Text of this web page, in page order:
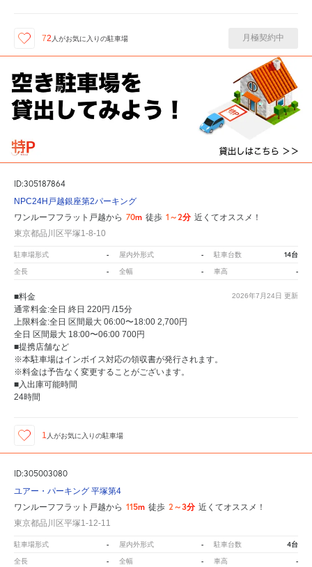
72 人がお気に入りの駐車場 月極契約中
ID:305187864
NPC24H戸越銀座第2パーキング
ワンルーフフラット戸越から 70m 徒歩 1～2分 近くてオススメ！
東京都品川区平塚1-8-10
駐車場形式 - 屋内外形式 - 駐車台数 14台
全長 - 全幅 - 車高 -
2026年7月24日 更新
■料金
通常料金:全日 終日 220円 /15分
上限料金:全日 区間最大 06:00〜18:00 2,700円
全日 区間最大 18:00〜06:00 700円
■提携店舗など
※本駐車場はインボイス対応の領収書が発行されます。
※料金は予告なく変更することがございます。
■入出庫可能時間
24時間
1 人がお気に入りの駐車場
ID:305003080
ユアー・パーキング 平塚第4
ワンルーフフラット戸越から 115m 徒歩 2～3分 近くてオススメ！
東京都品川区平塚1-12-11
駐車場形式 - 屋内外形式 - 駐車台数 4台
全長 - 全幅 - 車高 -